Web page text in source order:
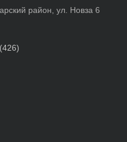
район, ул. Новза 6